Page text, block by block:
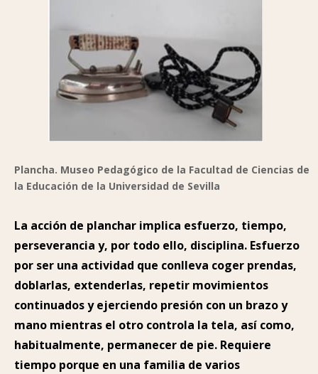
Plancha. Museo Pedagógico de la Facultad de Ciencias de
la Educación de la Universidad de Sevilla
La acción de planchar implica esfuerzo, tiempo,
perseverancia y, por todo ello, disciplina. Esfuerzo
por ser una actividad que conlleva coger prendas,
doblarlas, extenderlas, repetir movimientos
continuados y ejerciendo presión con un brazo y
mano mientras el otro controla la tela, así como,
habitualmente, permanecer de pie. Requiere
tiempo porque en una familia de varios